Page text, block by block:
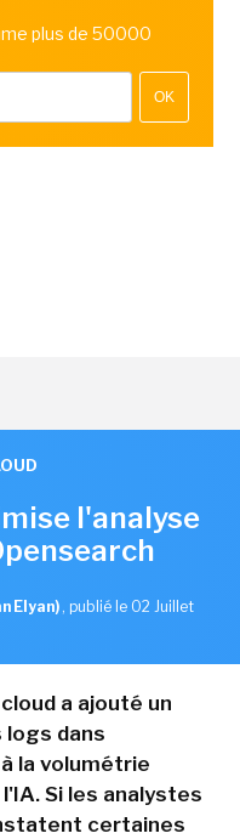
plus de 50000
OK
l'analyse
Elyan) , publié le 02 Juillet
a ajouté un
logs dans
la volumétrie
Si les analystes
certaines